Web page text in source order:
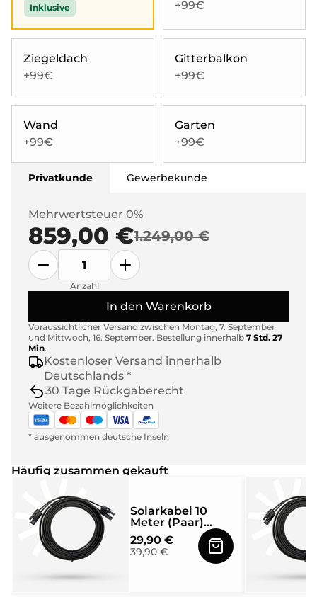
Inklusive
+99€
Ziegeldach
+99€
Gitterbalkon
+99€
Wand
+99€
Garten
+99€
Privatkunde Gewerbekunde
Mehrwertsteuer 0%
859,00 €1.249,00 €
Anzahl
In den Warenkorb
Voraussichtlicher Versand zwischen Montag, 7. September
und Mittwoch, 16. September. Bestellung innerhalb 7 Std. 27
Min.
Kostenloser Versand innerhalb
Deutschlands *
30 Tage Rückgaberecht
Weitere Bezahlmöglichkeiten
* ausgenommen deutsche Inseln
Häufig zusammen gekauft
Solarkabel 10
Meter (Paar)
4mm² mit MC4
Solarstecker
beidseitig
29,90 €
39,90 €